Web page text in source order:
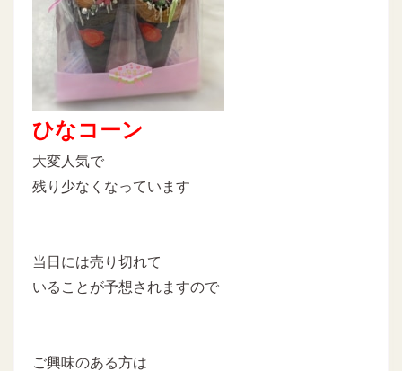
ひなコーン
大変人気で
残り少なくなっています
当日には売り切れて
いることが予想されますので
ご興味のある方は